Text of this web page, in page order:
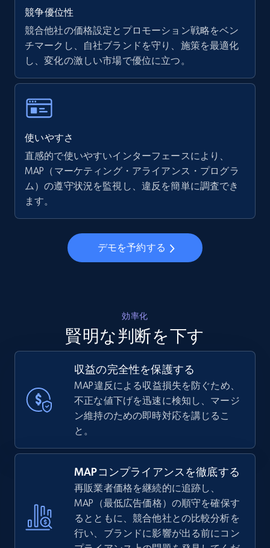
競争優位性
競合他社の価格設定とプロモーション戦略をベン
チマークし、自社ブランドを守り、施策を最適化
し、変化の激しい市場で優位に立つ。
使いやすさ
直感的で使いやすいインターフェースにより、
MAP（マーケティング・アライアンス・プログラ
ム）の遵守状況を監視し、違反を簡単に調査でき
ます。
デモを予約する
効率化
賢明な判断を下す
収益の完全性を保護する
MAP違反による収益損失を防ぐため、
不正な値下げを迅速に検知し、マージ
ン維持のための即時対応を講じるこ
と。
MAPコンプライアンスを徹底する
再販業者価格を継続的に追跡し、
MAP（最低広告価格）の順守を確保す
るとともに、競合他社との比較分析を
行い、ブランドに影響が出る前にコン